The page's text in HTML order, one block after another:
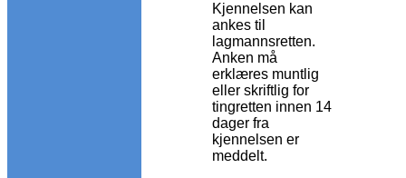
Kjennelsen kan
ankes til
lagmannsretten.
Anken må
erklæres muntlig
eller skriftlig for
tingretten innen 14
dager fra
kjennelsen er
meddelt.